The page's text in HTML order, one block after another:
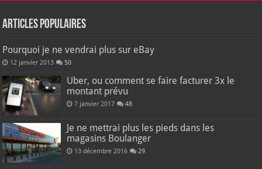
Articles populaires
Pourquoi je ne vendrai plus sur eBay
12 janvier 2013 50
Uber, ou comment se faire facturer 3x le
montant prévu
7 janvier 2017 48
Je ne mettrai plus les pieds dans les
magasins Boulanger
13 décembre 2016 29